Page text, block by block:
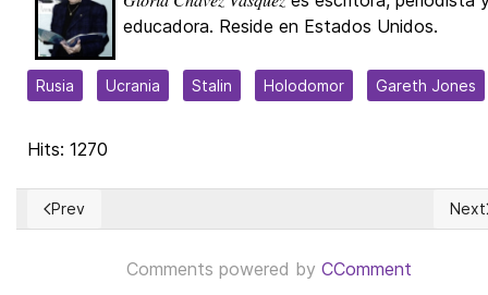
educadora. Reside en Estados Unidos.
Rusia Ucrania Stalin Holodomor Gareth Jones
Hits: 1270
Previous article: Renewable energy sources – A solution
Prev Next
Comments powered by CComment